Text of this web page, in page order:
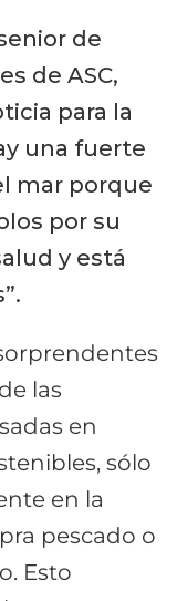
de
de ASC,
para la
una fuerte
mar porque
por su
y está
las
en
sólo
en la
pescado o
Esto